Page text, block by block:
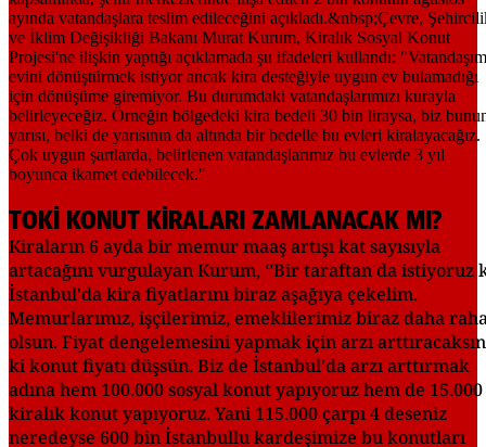
TOKİ KONUT KİRALARI ZAMLANACAK MI?
Kiraların 6 ayda bir memur maaş artışı kat sayısıyla
artacağını vurgulayan Kurum, ‘’Bir taraftan da istiyoruz
İstanbul'da kira fiyatlarını biraz aşağıya çekelim.
Memurlarımız, işçilerimiz, emeklilerimiz biraz daha
olsun. Fiyat dengelemesini yapmak için arzı
ki konut fiyatı düşsün. Biz de İstanbul'da arzı arttırmak
adına hem 100.000 sosyal konut yapıyoruz hem de 15.000
kiralık konut yapıyoruz. Yani 115.000 çarpı 4 deseniz
neredeyse 600 bin İstanbullu kardeşimize bu konutları